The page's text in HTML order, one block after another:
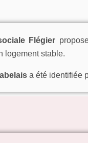
Flégier
logement stable.
a été identifiée